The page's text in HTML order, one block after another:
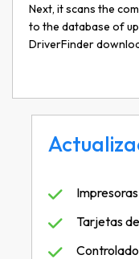
Next, it scans the
to the database of
DriverFinder
Impresoras
Tarjetas